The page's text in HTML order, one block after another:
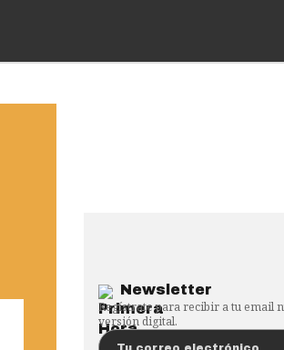
Newsletter
Regístrate para recibir a tu email
versión digital.